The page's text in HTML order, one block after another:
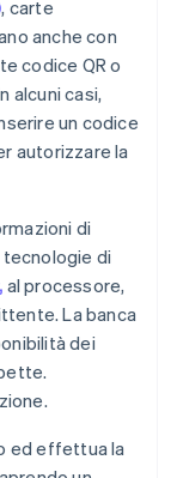
, carte
anche con
codice QR o
alcuni casi,
un codice
autorizzare la
di
di
al processore,
La banca
dei
ed effettua la